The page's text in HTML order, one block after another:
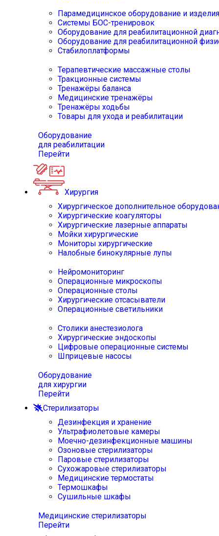
Парамедицинское оборудование и изделия
Системы БОС-тренировок
Оборудование для реабилитационной
Оборудование для реабилитационной
Стабилоплатформы
Терапевтические массажные столы
Тракционные системы
Тренажёры баланса
Медицинские тренажёры
Тренажёры ходьбы
Товары для ухода и реабилитации
Оборудование
для реабилитации
Перейти
Хирургия
Хирургическое дополнительное
Хирургические коагуляторы
Хирургические лазерные аппараты
Мойки хирургические
Мониторы хирургические
Налобные бинокулярные лупы
Нейромониторинг
Операционные микроскопы
Операционные столы
Хирургические отсасыватели
Операционные светильники
Столики анестезиолога
Хирургические эндоскопы
Цифровые операционные системы
Шприцевые насосы
Оборудование
для хирургии
Перейти
Стерилизаторы
Дезинфекция и хранение
Ультрафиолетовые камеры
Моечно-дезинфекционные машины
Озоновые стерилизаторы
Паровые стерилизаторы
Сухожаровые стерилизаторы
Медицинские термостаты
Термошкафы
Сушильные шкафы
Медицинские стерилизаторы
Перейти